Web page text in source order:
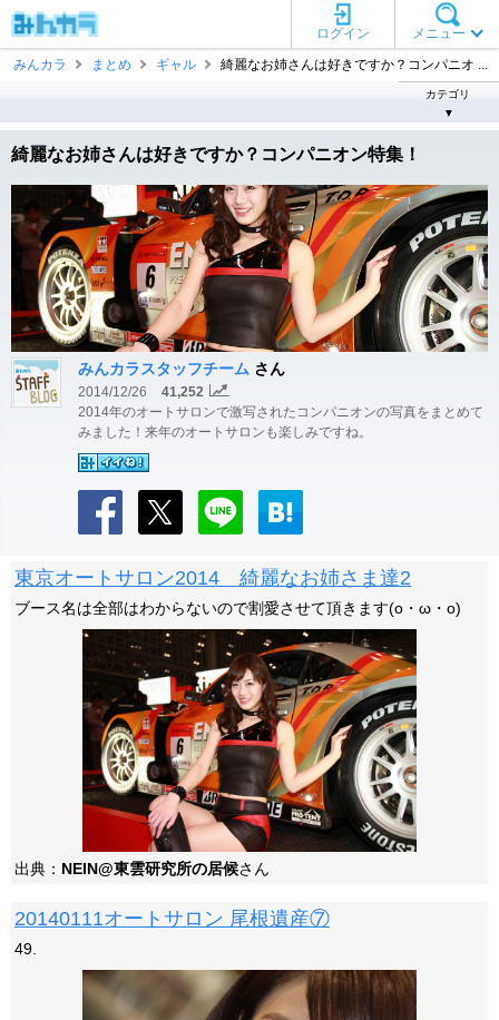
メニュー
ログイン
みんカラ
まとめ ギャル 綺麗なお姉さんは好きですか？コンパニオ ...
カテゴリ
▼
綺麗なお姉さんは好きですか？コンパニオン特集！
みんカラスタッフチーム さん
2014/12/26
41,252
2014年のオートサロンで激写されたコンパニオンの写真をまとめて
みました！来年のオートサロンも楽しみですね。
東京オートサロン2014 綺麗なお姉さま達2
ブース名は全部はわからないので割愛させて頂きます(o・ω・o)
出典： NEIN@東雲研究所の居候さん
20140111オートサロン 尾根遺産⑦
49.